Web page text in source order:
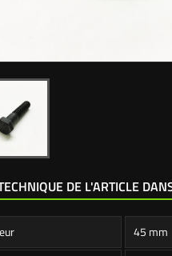
DE L'ARTICLE
45 mm